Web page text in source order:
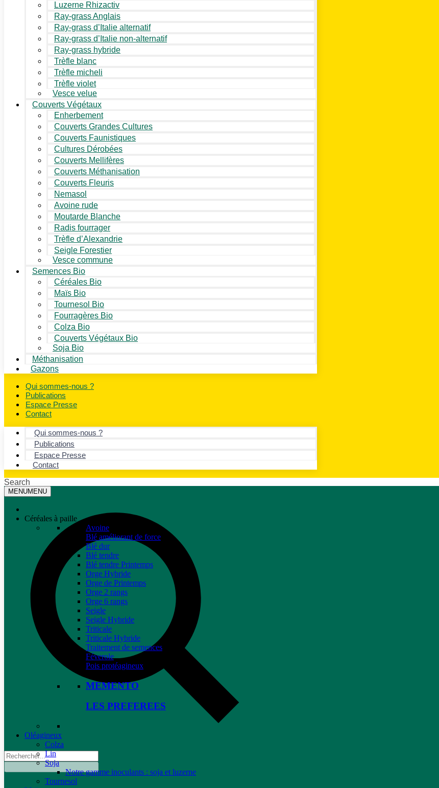
Luzerne Rhizactiv
Ray-grass Anglais
Ray-grass d’Italie alternatif
Ray-grass d’Italie non-alternatif
Ray-grass hybride
Trèfle blanc
Trèfle micheli
Trèfle violet
Vesce velue
Couverts Végétaux
Enherbement
Couverts Grandes Cultures
Couverts Faunistiques
Cultures Dérobées
Couverts Mellifères
Couverts Méthanisation
Couverts Fleuris
Nemasol
Avoine rude
Moutarde Blanche
Radis fourrager
Trèfle d’Alexandrie
Seigle Forestier
Vesce commune
Semences Bio
Céréales Bio
Maïs Bio
Tournesol Bio
Fourragères Bio
Colza Bio
Couverts Végétaux Bio
Soja Bio
Méthanisation
Gazons
Qui sommes-nous ?
Publications
Espace Presse
Contact
Qui sommes-nous ?
Publications
Espace Presse
Contact
Search
MENUMENU
Céréales à paille
Avoine
Blé améliorant de force
Blé dur
Blé tendre
Blé tendre Printemps
Orge Hybride
Orge de Printemps
Orge 2 rangs
Orge 6 rangs
Seigle
Seigle Hybride
Triticale
Triticale Hybride
Traitement de semences
Féverole
Pois protéagineux
MEMENTO
LES PREFEREES
Oléagineux
Colza
Lin
Soja
Notre gamme inoculants : soja et luzerne
Tournesol